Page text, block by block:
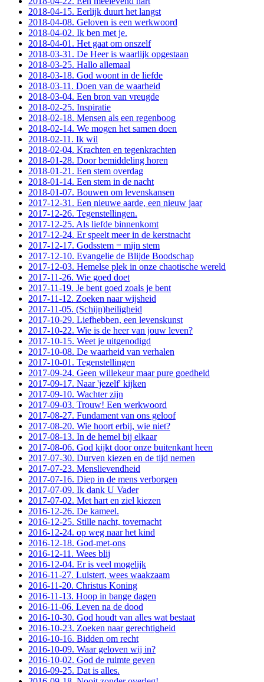
2018-04-15. Eerlijk duurt het langst
2018-04-08. Geloven is een werkwoord
2018-04-02. Ik ben met je.
2018-04-01. Het gaat om onszelf
2018-03-31. De Heer is waarlijk opgestaan
2018-03-25. Hallo allemaal
2018-03-18. God woont in de liefde
2018-03-11. Doen van de waarheid
2018-03-04. Een bron van vreugde
2018-02-25. Inspiratie
2018-02-18. Mensen als een regenboog
2018-02-14. We mogen het samen doen
2018-02-11. Ik wil
2018-02-04. Krachten en tegenkrachten
2018-01-28. Door bemiddeling horen
2018-01-21. Een stem overdag
2018-01-14. Een stem in de nacht
2018-01-07. Bouwen om levenskansen
2017-12-31. Een nieuwe aarde, een nieuw jaar
2017-12-26. Tegenstellingen.
2017-12-25. Als liefde binnenkomt
2017-12-24. Er speelt meer in de kerstnacht
2017-12-17. Godsstem = mijn stem
2017-12-10. Evangelie de Blijde Boodschap
2017-12-03. Hemelse plek in onze chaotische wereld
2017-11-26. Wie goed doet
2017-11-19. Je bent goed zoals je bent
2017-11-12. Zoeken naar wijsheid
2017-11-05. (Schijn)heiligheid
2017-10-29. Liefhebben, een levenskunst
2017-10-22. Wie is de heer van jouw leven?
2017-10-15. Weet je uitgenodigd
2017-10-08. De waarheid van verhalen
2017-10-01. Tegenstellingen
2017-09-24. Geen willekeur maar pure goedheid
2017-09-17. Naar 'jezelf' kijken
2017-09-10. Wachter zijn
2017-09-03. Trouw! Een werkwoord
2017-08-27. Fundament van ons geloof
2017-08-20. Wie hoort erbij, wie niet?
2017-08-13. In de hemel bij elkaar
2017-08-06. God kijkt door onze buitenkant heen
2017-07-30. Durven kiezen en de tijd nemen
2017-07-23. Menslievendheid
2017-07-16. Diep in de mens verborgen
2017-07-09. Ik dank U Vader
2017-07-02. Met hart en ziel kiezen
2016-12-26. De kameel.
2016-12-25. Stille nacht, tovernacht
2016-12-24. op weg naar het kind
2016-12-18. God-met-ons
2016-12-11. Wees blij
2016-12-04. Er is veel mogelijk
2016-11-27. Luistert, wees waakzaam
2016-11-20. Christus Koning
2016-11-13. Hoop in bange dagen
2016-11-06. Leven na de dood
2016-10-30. God houdt van alles wat bestaat
2016-10-23. Zoeken naar gerechtigheid
2016-10-16. Bidden om recht
2016-10-09. Waar geloven wij in?
2016-10-02. God de ruimte geven
2016-09-25. Dat is alles.